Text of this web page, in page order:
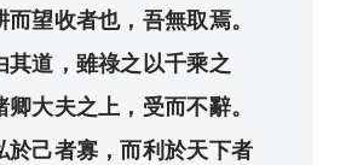
望收者也，吾無取焉。
其道，雖祿之以千乘之
大夫之上，受而不辭。
於己者寡，而利於天下者